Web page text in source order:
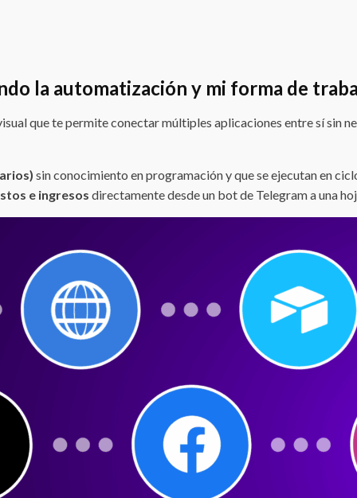
la automatización y mi forma de
que te permite conectar múltiples aplicaciones entre sí sin
sin conocimiento en programación y que se ejecutan en
e ingresos directamente desde un bot de Telegram a una